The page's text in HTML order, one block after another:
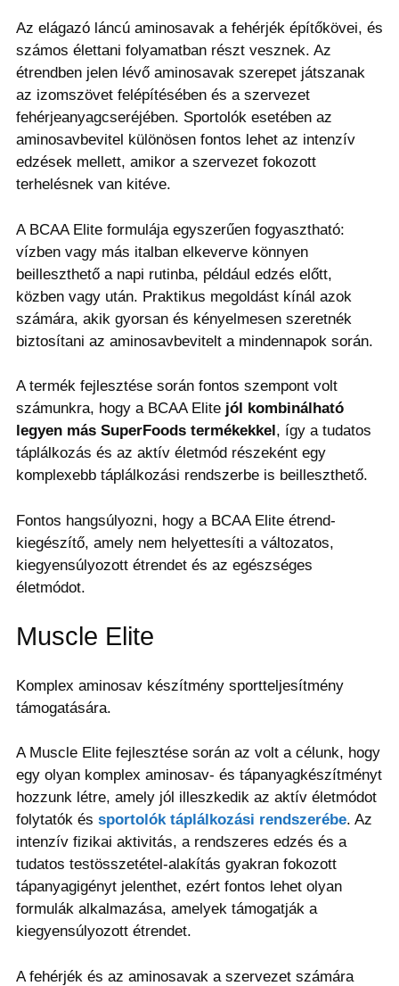
Az elágazó láncú aminosavak a fehérjék építőkövei, és
számos élettani folyamatban részt vesznek. Az
étrendben jelen lévő aminosavak szerepet játszanak
az izomszövet felépítésében és a szervezet
fehérjeanyagcseréjében. Sportolók esetében az
aminosavbevitel különösen fontos lehet az intenzív
edzések mellett, amikor a szervezet fokozott
terhelésnek van kitéve.
A BCAA Elite formulája egyszerűen fogyasztható:
vízben vagy más italban elkeverve könnyen
beilleszthető a napi rutinba, például edzés előtt,
közben vagy után. Praktikus megoldást kínál azok
számára, akik gyorsan és kényelmesen szeretnék
biztosítani az aminosavbevitelt a mindennapok során.
A termék fejlesztése során fontos szempont volt
számunkra, hogy a BCAA Elite jól kombinálható
legyen más SuperFoods termékekkel , így a tudatos
táplálkozás és az aktív életmód részeként egy
komplexebb táplálkozási rendszerbe is beilleszthető.
Fontos hangsúlyozni, hogy a BCAA Elite étrend-
kiegészítő, amely nem helyettesíti a változatos,
kiegyensúlyozott étrendet és az egészséges
életmódot.
Muscle Elite
Komplex aminosav készítmény sportteljesítmény
támogatására.
A Muscle Elite fejlesztése során az volt a célunk, hogy
egy olyan komplex aminosav- és tápanyagkészítményt
hozzunk létre, amely jól illeszkedik az aktív életmódot
folytatók és sportolók táplálkozási rendszerébe. Az
intenzív fizikai aktivitás, a rendszeres edzés és a
tudatos testösszetétel-alakítás gyakran fokozott
tápanyagigényt jelenthet, ezért fontos lehet olyan
formulák alkalmazása, amelyek támogatják a
kiegyensúlyozott étrendet.
A fehérjék és az aminosavak a szervezet számára